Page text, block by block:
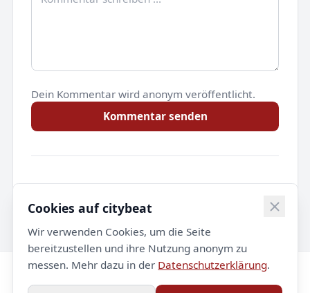
Dein Kommentar wird anonym veröffentlicht.
Kommentar senden
Noch keine Kommentare.
© 2026 citybeat. Alle Rechte vorbehalten.
Cookies auf citybeat
Wir verwenden Cookies, um die Seite
bereitzustellen und ihre Nutzung anonym zu
messen. Mehr dazu in der Datenschutzerklärung.